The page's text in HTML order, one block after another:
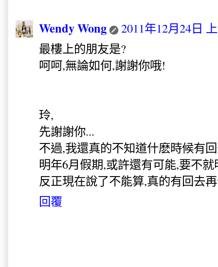
Wendy Wong
2011年12月24日
最樓上的朋友是?
呵呵,無論如何,謝謝你哦!
玲,
先謝謝你...
不過,我還真的不知道什麽時候有
明年6月假期,或許還有可能,要不
反正現在說了不能算,真的有回去
回覆